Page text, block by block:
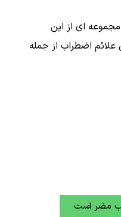
ای از این
علائم اضطراب از جمله
مضر است